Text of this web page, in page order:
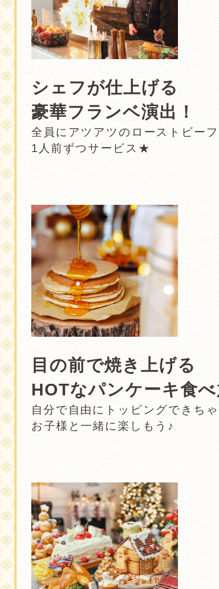
．
シェフが仕上げる
豪華フランベ演出！
全員にアツアツのローストビー
1人前ずつサービス★
．
．
目の前で焼き上げる
HOTなパンケーキ食
自分で自由にトッピングできち
お子様と一緒に楽しもう♪
．